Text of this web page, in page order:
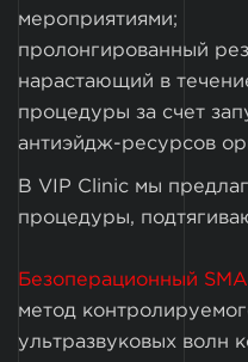
мероприятиями;
пролонгированный
нарастающий в
процедуры за счет
антиэйдж-ресурсов
В VIP Clinic мы
процедуры,
Безоперационный
метод
ультразвуковых волн